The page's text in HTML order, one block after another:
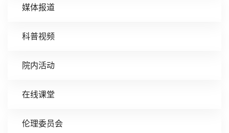
媒体报道
科普视频
院内活动
在线课堂
伦理委员会